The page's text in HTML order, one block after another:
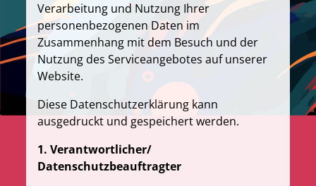
Verarbeitung und Nutzung Ihrer
personenbezogenen Daten im
Zusammenhang mit dem Besuch und der
Nutzung des Serviceangebotes auf unserer
Website.
Diese Datenschutzerklärung kann
ausgedruckt und gespeichert werden.
1. Verantwortlicher/
Datenschutzbeauftragter